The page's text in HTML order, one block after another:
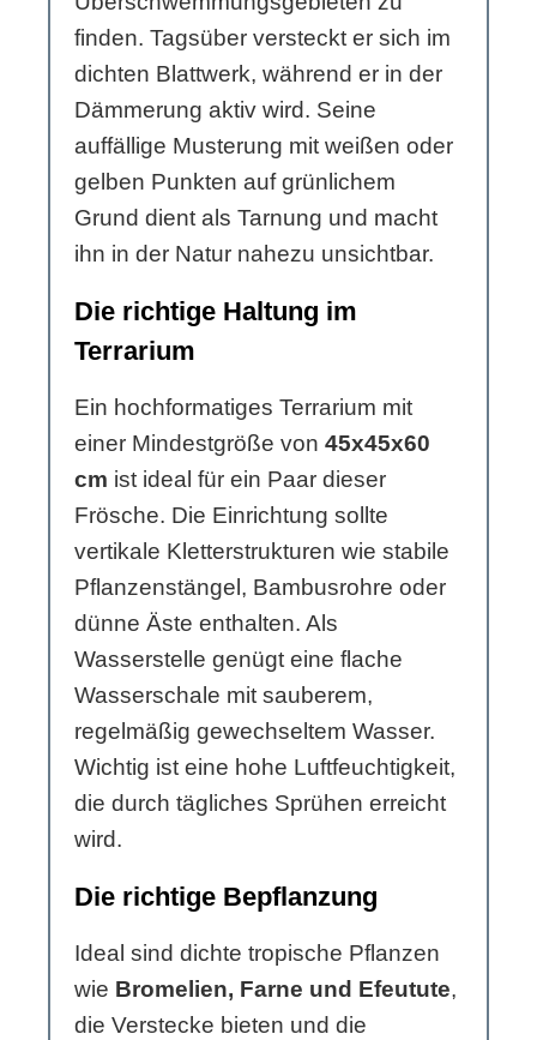
finden. Tagsüber versteckt er sich im
dichten Blattwerk, während er in der
Dämmerung aktiv wird. Seine
auffällige Musterung mit weißen oder
gelben Punkten auf grünlichem
Grund dient als Tarnung und macht
ihn in der Natur nahezu unsichtbar.
Die richtige Haltung im
Terrarium
Ein hochformatiges Terrarium mit
einer Mindestgröße von 45x45x60
cm ist ideal für ein Paar dieser
Frösche. Die Einrichtung sollte
vertikale Kletterstrukturen wie stabile
Pflanzenstängel, Bambusrohre oder
dünne Äste enthalten. Als
Wasserstelle genügt eine flache
Wasserschale mit sauberem,
regelmäßig gewechseltem Wasser.
Wichtig ist eine hohe Luftfeuchtigkeit,
die durch tägliches Sprühen erreicht
wird.
Die richtige Bepflanzung
Ideal sind dichte tropische Pflanzen
wie Bromelien, Farne und Efeutute,
die Verstecke bieten und die